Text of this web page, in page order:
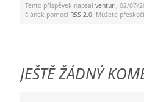
Tento příspěvek napsal venturi, 02/07/
článek pomocí RSS 2.0 . Můžete
JEŠTĚ ŽÁDNÝ